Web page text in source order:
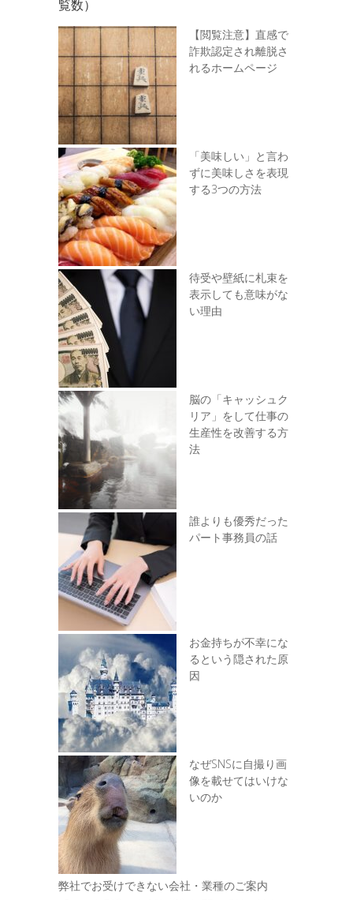
覧数）
【閲覧注意】直感で
詐欺認定され離脱さ
れるホームページ
「美味しい」と言わ
ずに美味しさを表現
する3つの方法
待受や壁紙に札束を
表示しても意味がな
い理由
脳の「キャッシュク
リア」をして仕事の
生産性を改善する方
法
誰よりも優秀だった
パート事務員の話
お金持ちが不幸にな
るという隠された原
因
なぜSNSに自撮り画
像を載せてはいけな
いのか
弊社でお受けできない会社・業種のご案内